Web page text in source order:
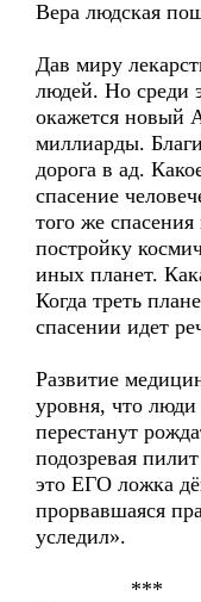
Вера людская
Дав миру
людей. Но среди
окажется новый
миллиарды.
дорога в ад.
спасение
того же
постройку
иных планет.
Когда треть
спасении идет
Развитие
уровня, что
перестанут
подозревая
это ЕГО ложка
прорвавшаяся
уследил».
***